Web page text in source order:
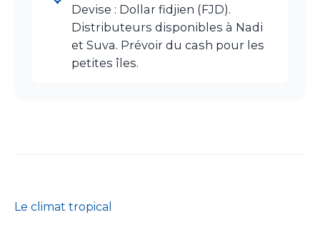
Devise : Dollar fidjien (FJD).
Distributeurs disponibles à Nadi
et Suva. Prévoir du cash pour les
petites îles.
Le climat tropical